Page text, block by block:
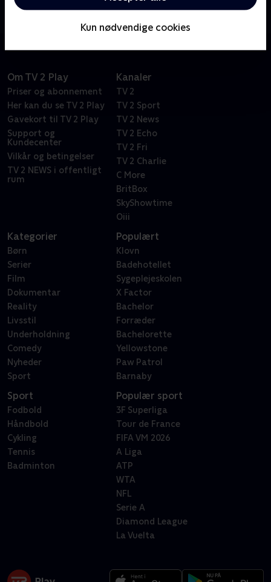
Kun nødvendige cookies
Om TV 2 Play
Priser og abonnement
Her kan du se TV 2 Play
Gavekort til TV 2 Play
Support og
Kundecenter
Vilkår og betingelser
TV 2 NEWS i offentligt
rum
Kanaler
TV 2
TV 2 Sport
TV 2 News
TV 2 Echo
TV 2 Fri
TV 2 Charlie
C More
BritBox
SkyShowtime
Oiii
Kategorier
Børn
Serier
Film
Dokumentar
Reality
Livsstil
Underholdning
Comedy
Nyheder
Sport
Populært
Klovn
Badehotellet
Sygeplejeskolen
X Factor
Bachelor
Forræder
Bachelorette
Yellowstone
Paw Patrol
Barnaby
Sport
Fodbold
Håndbold
Cykling
Tennis
Badminton
Populær sport
3F Superliga
Tour de France
FIFA VM 2026
A Liga
ATP
WTA
NFL
Serie A
Diamond League
La Vuelta